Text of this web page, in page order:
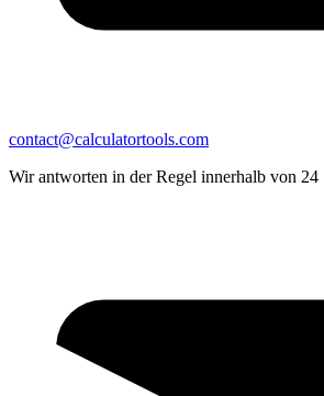
contact@calculatortools.com
Wir antworten in der Regel innerhalb von 24